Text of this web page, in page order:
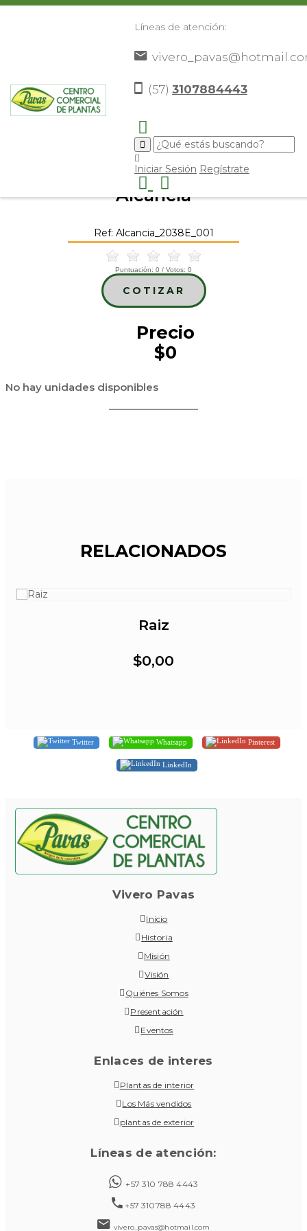
Líneas de atención:
(57) 3107884443
Iniciar Sesión Regístrate
Elementos Decorativos>Otros
Alcancía>
Alcancía
Ref: Alcancia_2038E_001
Puntuación: 0 / Votos: 0
COTIZAR
Precio
$0
No hay unidades disponibles
RELACIONADOS
Raiz
$0,00
Twitter Whatsapp Pinterest
LinkedIn
Vivero Pavas
Inicio
Historia
Misión
Visión
Quiénes Somos
Presentación
Eventos
Enlaces de interes
Plantas de interior
Los Más vendidos
plantas de exterior
Líneas de atención:
+57 310 788 4443
+57 310788 4443
vivero_pavas@hotmail.com